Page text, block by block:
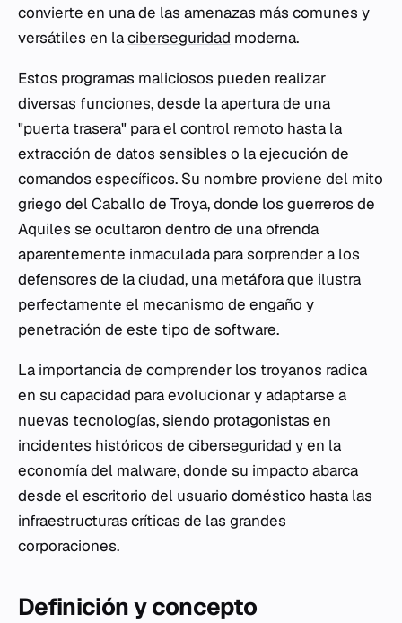
convierte en una de las amenazas más comunes y
versátiles en laciberseguridad moderna.
Estos programas maliciosos pueden realizar
diversas funciones, desde la apertura de una
"puerta trasera" para el control remoto hasta la
extracción de datos sensibles o la ejecución de
comandos específicos. Su nombre proviene del mito
griego del Caballo de Troya, donde los guerreros de
Aquiles se ocultaron dentro de una ofrenda
aparentemente inmaculada para sorprender a los
defensores de la ciudad, una metáfora que ilustra
perfectamente el mecanismo de engaño y
penetración de este tipo de software.
La importancia de comprender los troyanos radica
en su capacidad para evolucionar y adaptarse a
nuevas tecnologías, siendo protagonistas en
incidentes históricos de ciberseguridad y en la
economía del malware, donde su impacto abarca
desde el escritorio del usuario doméstico hasta las
infraestructuras críticas de las grandes
corporaciones.
Definición y concepto